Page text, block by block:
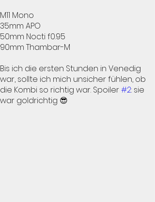
M11 Mono
35mm APO
50mm Nocti f0.95
90mm Thambar-M
Bis ich die ersten Stunden in Venedig
war, sollte ich mich unsicher fühlen, ob
die Kombi so richtig war. Spoiler#2: sie
war goldrichtig 😎